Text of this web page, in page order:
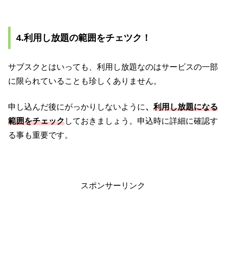
4.利用し放題の範囲をチェツク！
サブスクとはいっても、利用し放題なのはサービスの一部
に限られていることも珍しくありません。
申し込んだ後にがっかりしないように、 利用し放題になる
範囲をチェックしておきましょう。申込時に詳細に確認す
る事も重要です。
スポンサーリンク